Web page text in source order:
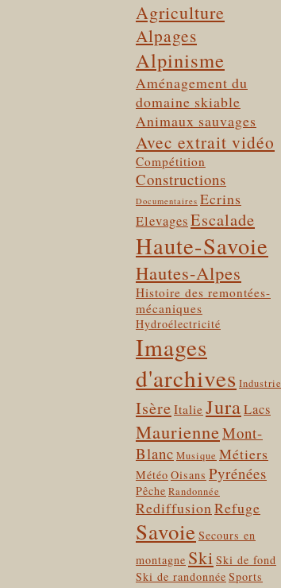
Agriculture
Alpages
Alpinisme
Aménagement du
domaine skiable
Animaux sauvages
Avec extrait vidéo
Compétition
Constructions
Documentaires Ecrins
ElevagesEscalade
Haute-Savoie
Hautes-Alpes
Histoire des remontées-
mécaniques
Hydroélectricité
Images
d'archives Industrie
Isère Italie JuraLacs
MaurienneMont-
Blanc Musique Métiers
Météo Oisans Pyrénées
Pêche Randonnée
RediffusionRefuge
Savoie Secours en
montagne Ski Ski de fond
Ski de randonnée Sports